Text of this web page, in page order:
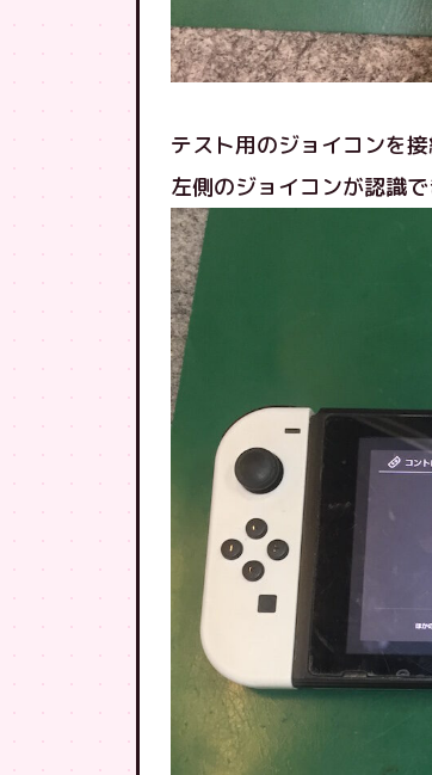
テスト用のジョイコンを
左側のジョイコンが認識で